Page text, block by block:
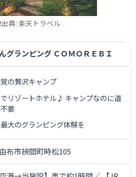
典: 楽天トラベル
グランピング ＣＯＭＯＲＥＢＩ
の贅沢キャンプ
リゾートホテル♪ キャンプなのに道
要
大のグランピング体験を
布市挾間町時松105